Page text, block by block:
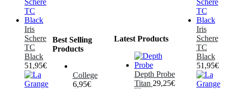
Iris
Schere
TC
Black
51,95€
Best Selling
Products
College
6,95€
Latest Products
Depth Probe
Titan 29,25€
Iris
Schere
TC
Black
51,95€